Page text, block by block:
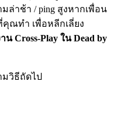
าช้า / ping สูงหากเพื่อน
ณทำ เพื่อหลีกเลี่ยง
น Cross-Play ใน Dead by
วิธีถัดไป